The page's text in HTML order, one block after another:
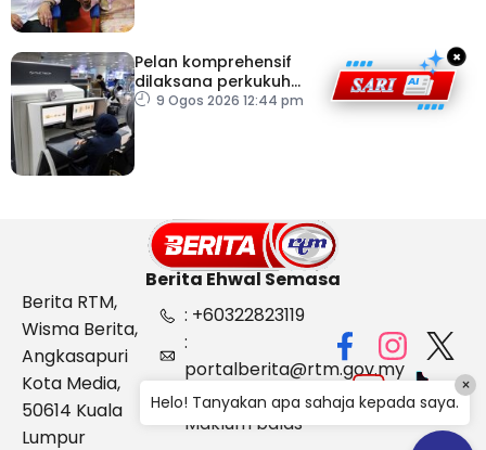
Pelan komprehensif
dilaksana perkukuh
keselamatan
9 Ogos 2026 12:44 pm
×
Berita Ehwal Semasa
Berita RTM,
Wisma Berita,
Angkasapuri
Kota Media,
50614 Kuala
Lumpur
: +60322823119
:
portalberita@rtm.gov.my
: Aduan &
Maklum balas
Helo! Tanyakan apa sahaja kepada saya.
×